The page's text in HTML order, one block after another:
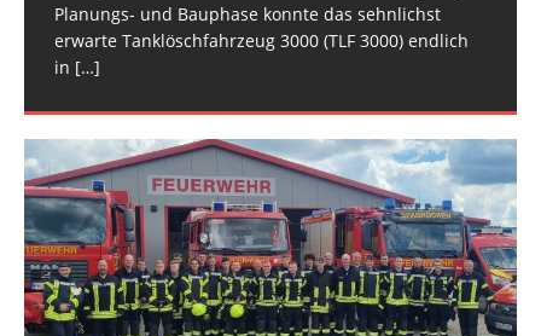
Planungs- und Bauphase konnte das sehnlichst
erwarte Tanklöschfahrzeug 3000 (TLF 3000) endlich
in […]